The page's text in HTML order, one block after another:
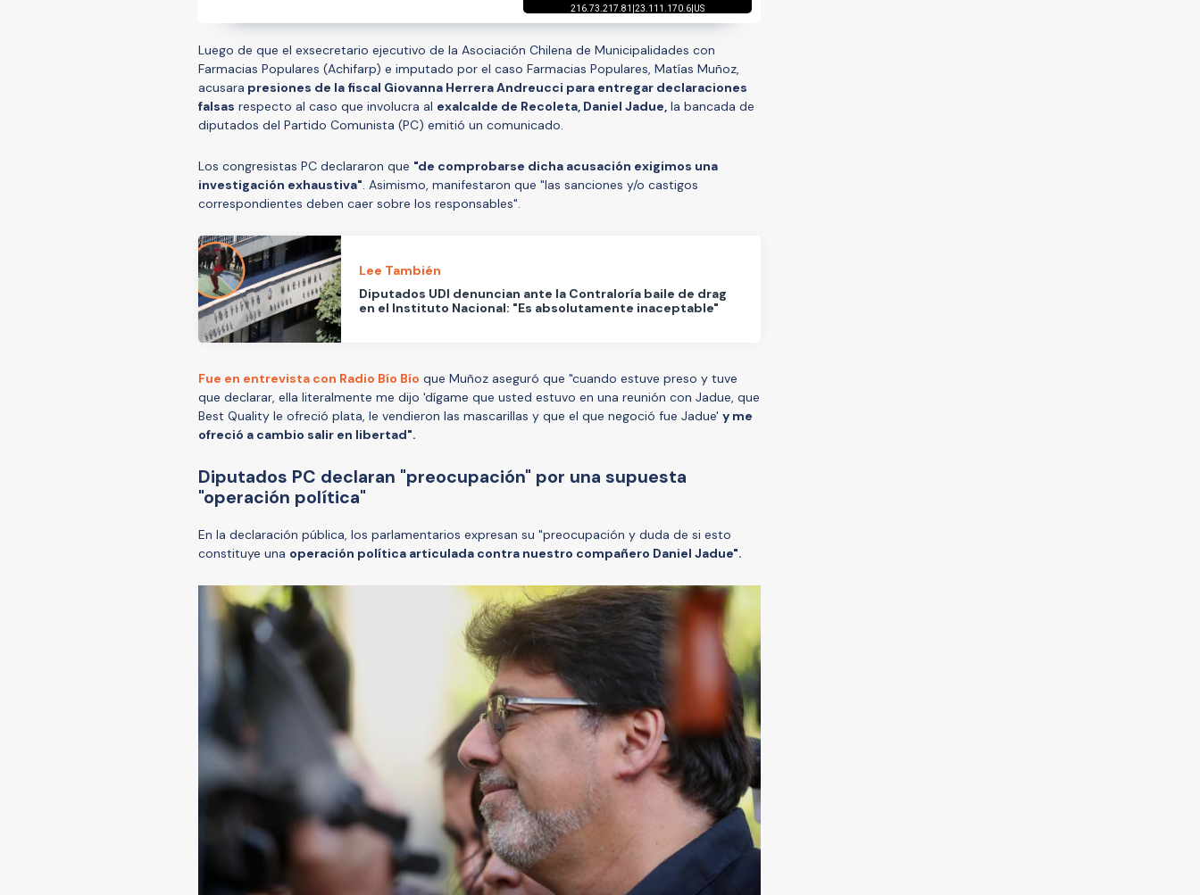
Luego de que el exsecretario ejecutivo de la Asociación Chilena de Municipalidades con
Farmacias Populares (Achifarp) e imputado por el caso Farmacias Populares, Matías Muñoz,
acusara presiones de la fiscal Giovanna Herrera Andreucci para entregar declaraciones
falsas respecto al caso que involucra al exalcalde de Recoleta, Daniel Jadue, la bancada de
diputados del Partido Comunista (PC) emitió un comunicado.
Los congresistas PC declararon que "de comprobarse dicha acusación exigimos una
investigación exhaustiva". Asimismo, manifestaron que "las sanciones y/o castigos
correspondientes deben caer sobre los responsables".
Lee También
Diputados UDI denuncian ante la Contraloría baile de drag
en el Instituto Nacional: "Es absolutamente inaceptable"
Fue en entrevista con Radio Bío Bío que Muñoz aseguró que "cuando estuve preso y tuve
que declarar, ella literalmente me dijo 'dígame que usted estuvo en una reunión con Jadue, que
Best Quality le ofreció plata, le vendieron las mascarillas y que el que negoció fue Jadue' y me
ofreció a cambio salir en libertad".
Diputados PC declaran "preocupación" por una supuesta
"operación política"
En la declaración pública, los parlamentarios expresan su "preocupación y duda de si esto
constituye una operación política articulada contra nuestro compañero Daniel Jadue".